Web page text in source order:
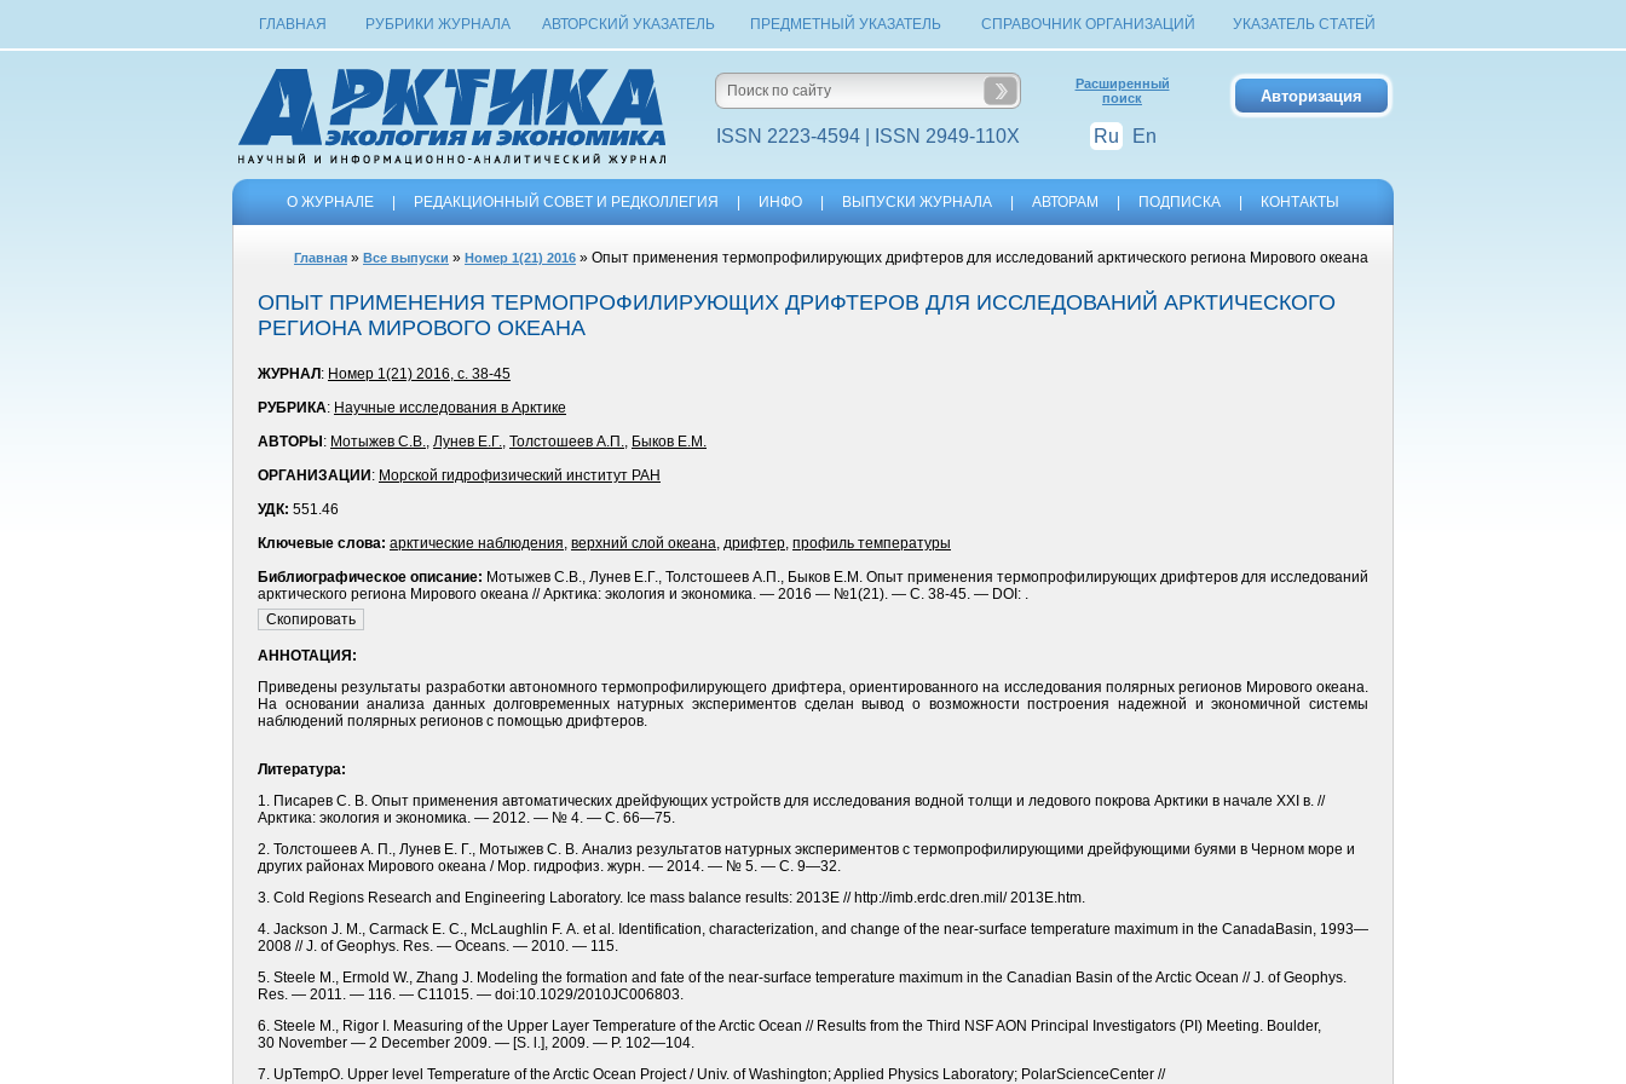
ГЛАВНАЯ РУБРИКИ ЖУРНАЛА АВТОРСКИЙ УКАЗАТЕЛЬ ПРЕДМЕТНЫЙ УКАЗАТЕЛЬ СПРАВОЧНИК ОРГАНИЗАЦИЙ УКАЗАТЕЛЬ СТАТЕЙ
ISSN 2223-4594 | ISSN 2949-110X
Расширенный
поиск
Ru En
О ЖУРНАЛЕ РЕДАКЦИОННЫЙ СОВЕТ И РЕДКОЛЛЕГИЯ ИНФО ВЫПУСКИ ЖУРНАЛА АВТОРАМ ПОДПИСКА КОНТАКТЫ
Главная » Все выпуски » Номер 1(21) 2016 » Опыт применения термопрофилирующих дрифтеров для исследований арктического региона Мирового океана
ОПЫТ ПРИМЕНЕНИЯ ТЕРМОПРОФИЛИРУЮЩИХ ДРИФТЕРОВ ДЛЯ ИССЛЕДОВАНИЙ АРКТИЧЕСКОГО
РЕГИОНА МИРОВОГО ОКЕАНА
ЖУРНАЛ : Номер 1(21) 2016, с. 38-45
РУБРИКА: Научные исследования в Арктике
АВТОРЫ : Мотыжев С.В., Лунев Е.Г., Толстошеев А.П., Быков Е.М.
ОРГАНИЗАЦИИ : Морской гидрофизический институт РАН
УДК: 551.46
Ключевые слова: арктические наблюдения, верхний слой океана, дрифтер, профиль температуры
Библиографическое описание: Мотыжев С.В., Лунев Е.Г., Толстошеев А.П., Быков Е.М. Опыт применения термопрофилирующих дрифтеров для исследований
арктического региона Мирового океана // Арктика: экология и экономика. — 2016 — №1(21). — С. 38-45. — DOI: .
АННОТАЦИЯ:
Приведены результаты разработки автономного термопрофилирующего дрифтера, ориентированного на исследования полярных регионов Мирового океана.
На основании анализа данных долговременных натурных экспериментов сделан вывод о возможности построения надежной и экономичной системы
наблюдений полярных регионов с помощью дрифтеров.
Литература:
1. Писарев С. В. Опыт применения автоматических дрейфующих устройств для исследования водной толщи и ледового покрова Арктики в начале XXI в. //
Арктика: экология и экономика. — 2012. — № 4. — С. 66—75.
2. Толстошеев А. П., Лунев Е. Г., Мотыжев С. В. Анализ результатов натурных экспериментов с термопрофилирующими дрейфующими буями в Черном море и
других районах Мирового океана / Мор. гидрофиз. журн. — 2014. — № 5. — С. 9—32.
3. Cold Regions Research and Engineering Laboratory. Ice mass balance results: 2013E // http://imb.erdc.dren.mil/ 2013E.htm.
4. Jackson J. M., Carmack E. C., McLaughlin F. A. et al. Identification, characterization, and change of the near-surface temperature maximum in the CanadaBasin, 1993—
2008 // J. of Geophys. Res. — Oceans. — 2010. — 115.
5. Steele M., Ermold W., Zhang J. Modeling the formation and fate of the near-surface temperature maximum in the Canadian Basin of the Arctic Ocean // J. of Geophys.
Res. — 2011. — 116. — C11015. — doi:10.1029/2010JC006803.
6. Steele M., Rigor I. Measuring of the Upper Layer Temperature of the Arctic Ocean // Results from the Third NSF AON Principal Investigators (PI) Meeting. Boulder,
30 November — 2 December 2009. — [S. l.], 2009. — P. 102—104.
7. UpTempO. Upper level Temperature of the Arctic Ocean Project / Univ. of Washington; Applied Physics Laboratory; PolarScienceCenter //